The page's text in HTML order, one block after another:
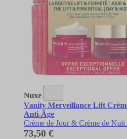
Nuxe
Vanity Merveillance Lift
Anti-Âge
Crème de Jour & Crème de
73,50 €